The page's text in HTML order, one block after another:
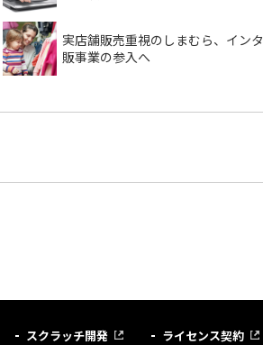
実店舗販売重視のしまむら、イン
販事業の参入へ
スクラッチ開発 ライセンス契約